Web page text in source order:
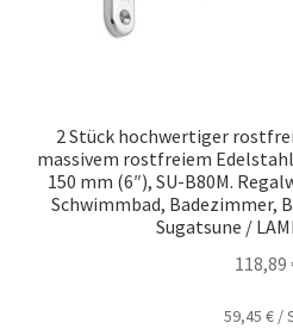
2 Stück hochwertiger
massivem rostfreiem
150 mm (6″), SU-B80M.
Schwimmbad, Badezimmer,
Sugatsune /
118,89
59,45 €/